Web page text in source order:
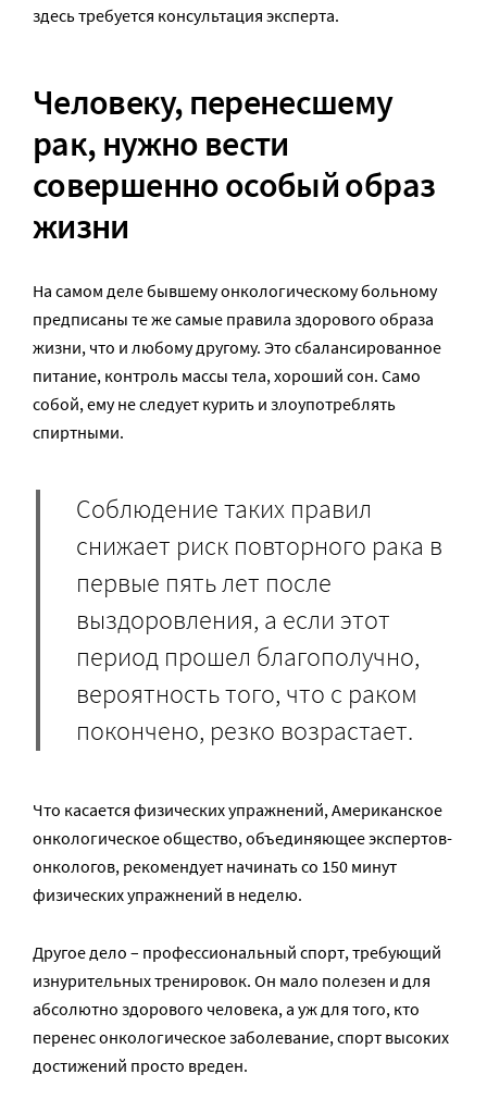
здесь требуется консультация эксперта.
Человеку, перенесшему
рак, нужно вести
совершенно особый образ
жизни
На самом деле бывшему онкологическому больному
предписаны те же самые правила здорового образа
жизни, что и любому другому. Это сбалансированное
питание, контроль массы тела, хороший сон. Само
собой, ему не следует курить и злоупотреблять
спиртными.
Соблюдение таких правил
снижает риск повторного рака в
первые пять лет после
выздоровления, а если этот
период прошел благополучно,
вероятность того, что с раком
покончено, резко возрастает.
Что касается физических упражнений, Американское
онкологическое общество, объединяющее экспертов-
онкологов, рекомендует начинать со 150 минут
физических упражнений в неделю.
Другое дело – профессиональный спорт, требующий
изнурительных тренировок. Он мало полезен и для
абсолютно здорового человека, а уж для того, кто
перенес онкологическое заболевание, спорт высоких
достижений просто вреден.